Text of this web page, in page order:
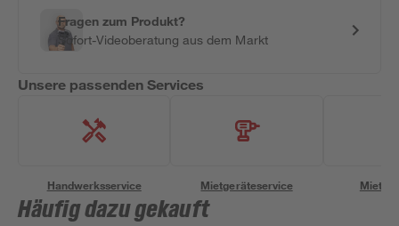
Fragen zum Produkt?
Sofort-Videoberatung aus dem Markt
Unsere passenden Services
Handwerksservice Mietgeräteservice
Häufig dazu gekauft